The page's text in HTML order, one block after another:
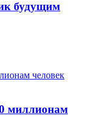
будущим
миллионам